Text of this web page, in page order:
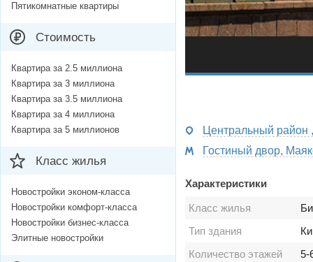
Центральный район
Гостиный двор,
Характеристики
Класс жилья
Тип здания
Количество этажей
5-
Пятикомнатные квартиры
Стоимость
Квартира за 2.5 миллиона
Квартира за 3 миллиона
Квартира за 3.5 миллиона
Квартира за 4 миллиона
Квартира за 5 миллионов
Класс жилья
Новостройки эконом-класса
Новостройки комфорт-класса
Новостройки бизнес-класса
Элитные новостройки